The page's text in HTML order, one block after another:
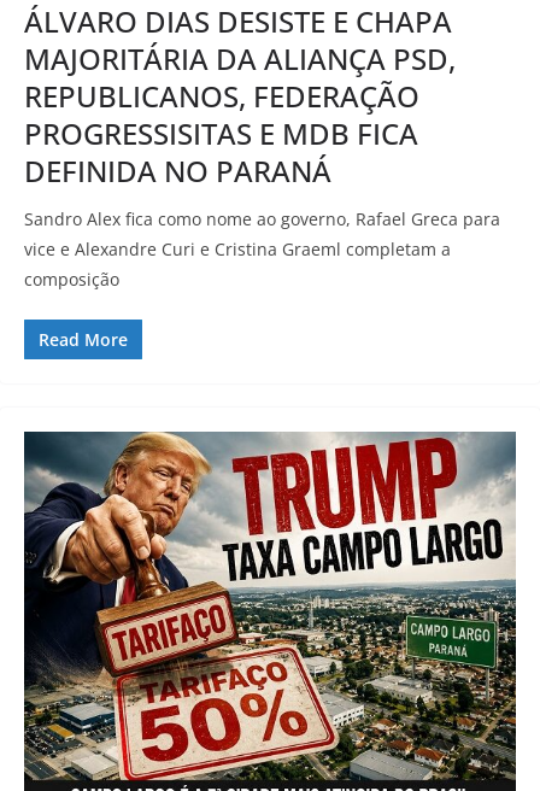
ÁLVARO DIAS DESISTE E CHAPA
MAJORITÁRIA DA ALIANÇA PSD,
REPUBLICANOS, FEDERAÇÃO
PROGRESSISITAS E MDB FICA
DEFINIDA NO PARANÁ
Sandro Alex fica como nome ao governo, Rafael Greca para
vice e Alexandre Curi e Cristina Graeml completam a
composição
Read More